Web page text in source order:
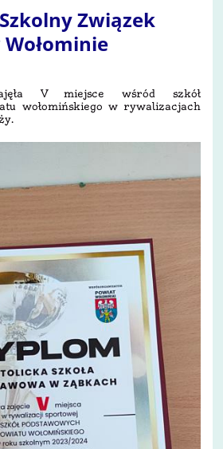
Związek
V miejsce wśród szkół
wołomińskiego w rywalizacjach